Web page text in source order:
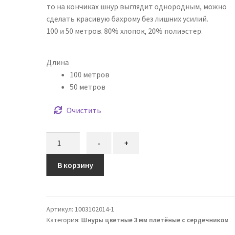
то на кончиках шнур выглядит однородным, можно
сделать красивую бахрому без лишних усилий.
100 и 50 метров. 80% хлопок, 20% полиэстер.
Длина
100 метров
50 метров
Очистить
Шнур
плетёный
мятный
с
- +
В корзину
Артикул:1003102014-1
Категория: Шнуры цветные 3 мм плетёные с сердечником